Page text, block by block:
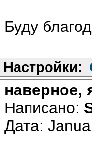
Буду
Настройки:
наверное,
Написано:
Дата: